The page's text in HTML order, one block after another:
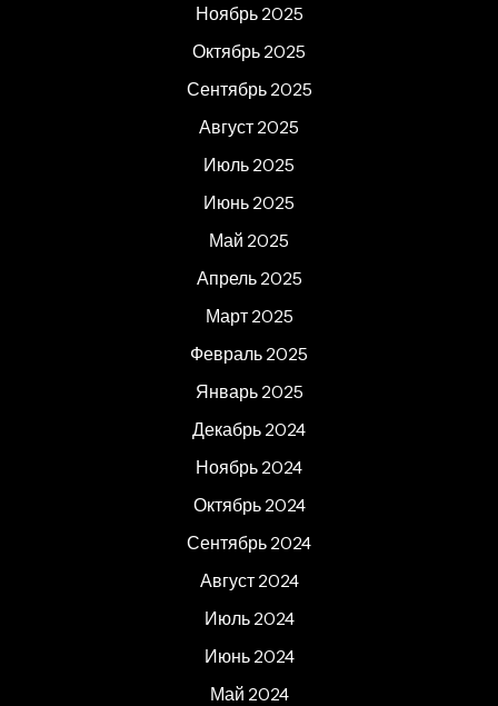
Ноябрь 2025
Октябрь 2025
Сентябрь 2025
Август 2025
Июль 2025
Июнь 2025
Май 2025
Апрель 2025
Март 2025
Февраль 2025
Январь 2025
Декабрь 2024
Ноябрь 2024
Октябрь 2024
Сентябрь 2024
Август 2024
Июль 2024
Июнь 2024
Май 2024